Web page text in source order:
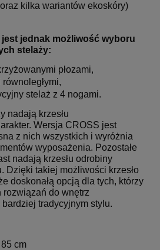
kilka wariantów ekoskóry)
jednak możliwość wyboru
stelaży:
płozami,
równoległymi,
stelaż z 4 nogami.
nadają krzesłu
Wersja CROSS jest
z nich wszystkich i wyróżnia
wyposażenia. Pozostałe
nadają krzesłu odrobiny
Dzięki takiej możliwości krzesło
doskonałą opcją dla tych, którzy
do wnętrz
bardziej tradycyjnym stylu.
cm